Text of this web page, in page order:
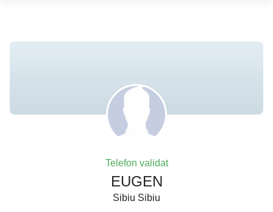
Telefon validat
EUGEN
Sibiu Sibiu